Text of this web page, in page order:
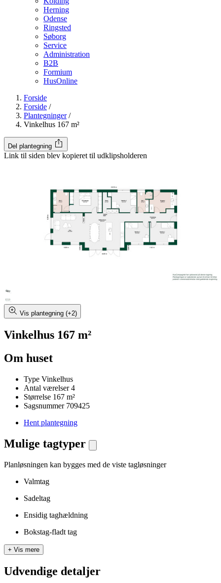
Herning
Odense
Ringsted
Søborg
Service
Administration
B2B
Formium
HusOnline
Forside
Forside /
Plantegninger /
Vinkelhus 167 m²
Del plantegning
Link til siden blev kopieret til udklipsholderen
Vis plantegning (+2)
Vinkelhus 167 m²
Om huset
Type Vinkelhus
Antal værelser 4
Størrelse 167 m²
Sagsnummer 709425
Hent plantegning
Mulige tagtyper
Planløsningen kan bygges med de viste tagløsninger
Valmtag
Sadeltag
Ensidig taghældning
Bokstag-fladt tag
+ Vis mere
Udvendige detaljer